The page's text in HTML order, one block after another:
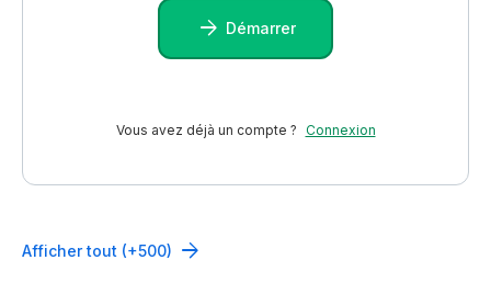
Démarrer
Vous avez déjà un compte ? Connexion
Afficher tout (+500)